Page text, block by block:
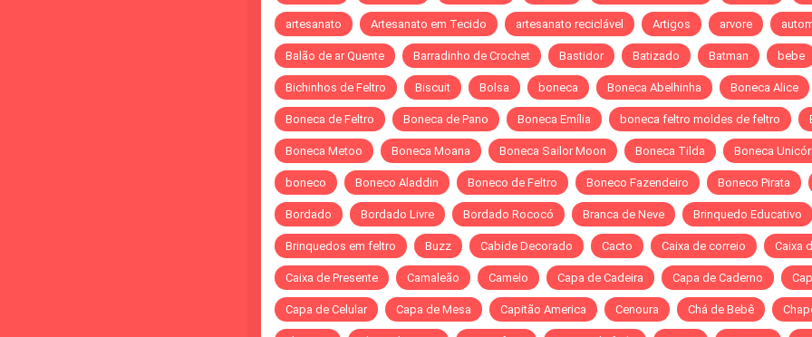
artesanato Artesanato em Tecido artesanato reciclável Artigos arvore
Balão de ar Quente Barradinho de Crochet Bastidor Batizado Batman bebe
Bichinhos de Feltro Biscuit Bolsa boneca Boneca Abelhinha Boneca Alice
Boneca de Feltro Boneca de Pano Boneca Emília boneca feltro moldes de feltro
Boneca Metoo Boneca Moana Boneca Sailor Moon Boneca Tilda Boneca
boneco Boneco Aladdin Boneco de Feltro Boneco Fazendeiro Boneco Pirata
Bordado Bordado Livre Bordado Rococó Branca de Neve Brinquedo Educativo
Brinquedos em feltro Buzz Cabide Decorado Cacto Caixa de correio Caixa
Caixa de Presente Camaleão Camelo Capa de Cadeira Capa de Caderno
Capa de Celular Capa de Mesa Capitão America Cenoura Chá de Bebê